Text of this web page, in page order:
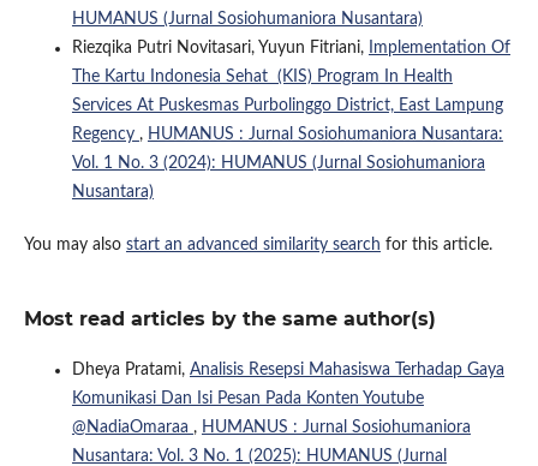
HUMANUS (Jurnal Sosiohumaniora Nusantara)
Riezqika Putri Novitasari, Yuyun Fitriani,
Implementation Of
The Kartu Indonesia Sehat (KIS) Program In Health
Services At Puskesmas Purbolinggo District, East Lampung
Regency , HUMANUS : Jurnal Sosiohumaniora Nusantara:
Vol. 1 No. 3 (2024): HUMANUS (Jurnal Sosiohumaniora
Nusantara)
You may also start an advanced similarity search for this article.
Most read articles by the same author(s)
Dheya Pratami, Analisis Resepsi Mahasiswa Terhadap Gaya
Komunikasi Dan Isi Pesan Pada Konten Youtube
@NadiaOmaraa , HUMANUS : Jurnal Sosiohumaniora
Nusantara: Vol. 3 No. 1 (2025): HUMANUS (Jurnal